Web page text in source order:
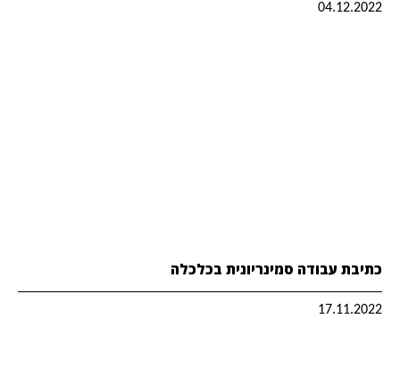
04.12.2022
כתיבת עבודה סמינריונית בכלכלה
17.11.2022